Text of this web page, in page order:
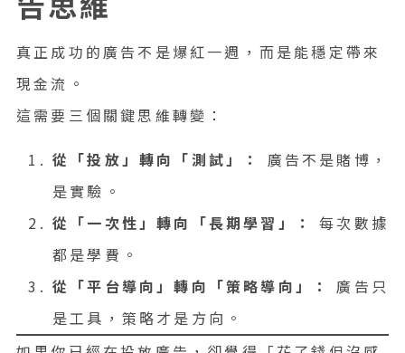
真正成功的廣告不是爆紅一週，而是能穩定帶來
現金流。
這需要三個關鍵思維轉變：
從「投放」轉向「測試」：
廣告不是賭博，
是實驗。
從「一次性」轉向「長期學習」：
每次數據
都是學費。
從「平台導向」轉向「策略導向」：
廣告只
是工具，策略才是方向。